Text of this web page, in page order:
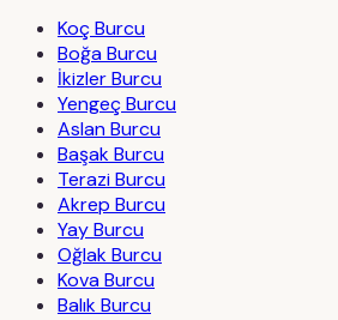
Koç Burcu
Boğa Burcu
İkizler Burcu
Yengeç Burcu
Aslan Burcu
Başak Burcu
Terazi Burcu
Akrep Burcu
Yay Burcu
Oğlak Burcu
Kova Burcu
Balık Burcu